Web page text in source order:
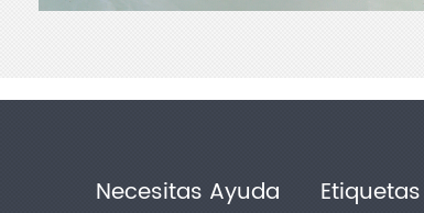
Necesitas Ayuda